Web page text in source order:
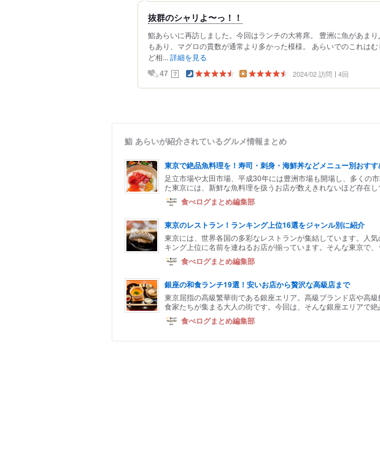
抜群のシャリよ〜っ！！
鮨あらいに再訪しました。今回はランチの大将席。 豊洲に魚があま
もあり、マグロの貫数が通常より多かった模様。 あらいでのこれは
ど相... 詳細を見る
47 ？ 2024/02 訪問 4回
鮨 あらいが紹介されているグルメ情報まとめ
東京で絶品魚料理を！寿司・刺身・海鮮丼などメニュー別おす
足立市場や太田市場、平成30年には豊洲市場も開場し、多くの
た東京には、新鮮な魚料理を扱うお店が数えきれないほど存在
食べログまとめ編集部
東京のレストラン！ランキング上位16選をジャンル別に紹介
東京には、世界各国の多彩なレストランが集結しています。人
キング上位に名前を連ねるお店が揃っています。そんな東京で
食べログまとめ編集部
銀座の和食ランチ19選！安いお店から贅沢な高級店まで
東京屈指の高級繁華街である銀座エリア。高級ブランド店や高
食家たちが集まる大人の街です。今回は、そんな銀座エリアで
食べログまとめ編集部